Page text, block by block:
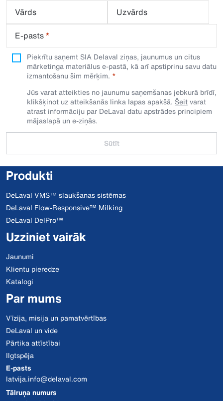
Vārds
Uzvārds
E-pasts*
Piekrītu saņemt SIA Delaval ziņas, jaunumus un citus
mārketinga materiālus e-pastā, kā arī apstiprinu savu datu
izmantošanu šim mērķim.
Jūs varat atteikties no jaunumu saņemšanas jebkurā brīdī,
klikšķinot uz atteikšanās linka lapas apakšā. Šeitvarat
atrast informāciju par DeLaval datu apstrādes principiem
mājaslapā un e-ziņās.
Sūtīt
Produkti
DeLaval VMS™ slaukšanas sistēmas
DeLaval Flow-Responsive™ Milking
DeLaval DelPro™
Uzziniet vairāk
Jaunumi
Klientu pieredze
Katalogi
Par mums
Vīzija, misija un pamatvērtības
DeLaval un vide
Pārtika attīstībai
Ilgtspēja
E-pasts
latvija.info@delaval.com
Tālruņa numurs